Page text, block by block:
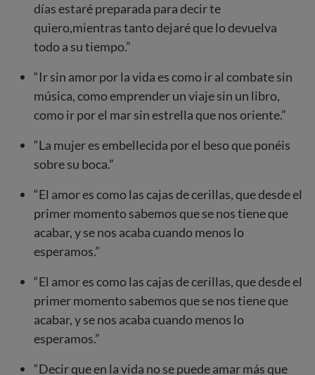
días estaré preparada para decir te
quiero,mientras tanto dejaré que lo devuelva
todo a su tiempo.”
“Ir sin amor por la vida es como ir al combate sin
música, como emprender un viaje sin un libro,
como ir por el mar sin estrella que nos oriente.”
“La mujer es embellecida por el beso que ponéis
sobre su boca.”
“El amor es como las cajas de cerillas, que desde el
primer momento sabemos que se nos tiene que
acabar, y se nos acaba cuando menos lo
esperamos.”
“El amor es como las cajas de cerillas, que desde el
primer momento sabemos que se nos tiene que
acabar, y se nos acaba cuando menos lo
esperamos.”
“Decir que en la vida no se puede amar más que